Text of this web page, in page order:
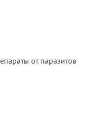
от паразитов